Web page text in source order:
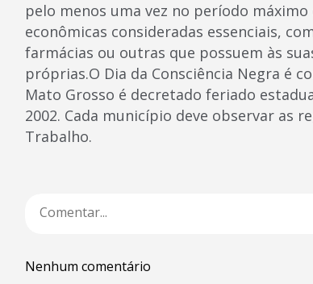
pelo menos uma vez no período
econômicas consideradas essenciais,
farmácias ou outras que possuem às
próprias.O Dia da Consciência Negra é
Mato Grosso é decretado feriado
2002. Cada município deve observar as
Trabalho.
Nenhum comentário